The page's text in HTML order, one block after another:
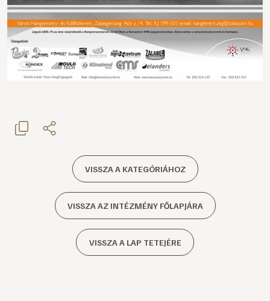
VISSZA A KATEGÓRIÁHOZ
VISSZA AZ INTÉZMÉNY FŐLAPJÁRA
VISSZA A LAP TETEJÉRE